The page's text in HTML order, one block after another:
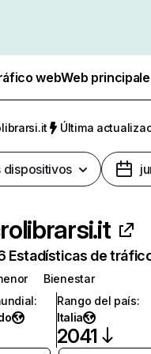
webWeb
Última
dispositivos
Estadísticas de
Bienestar
:
Rango del país:
Italia
2041